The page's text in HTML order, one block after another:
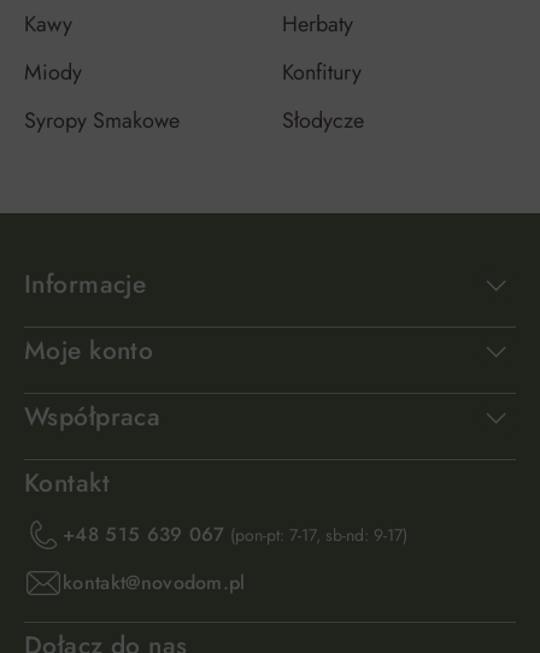
Kawy
Herbaty
Miody
Konfitury
Syropy Smakowe
Słodycze
Informacje
Moje konto
Współpraca
Kontakt
+48 515 639 067 (pon-pt: 7-17, sb-nd: 9-17)
kontakt@novodom.pl
Dołącz do nas